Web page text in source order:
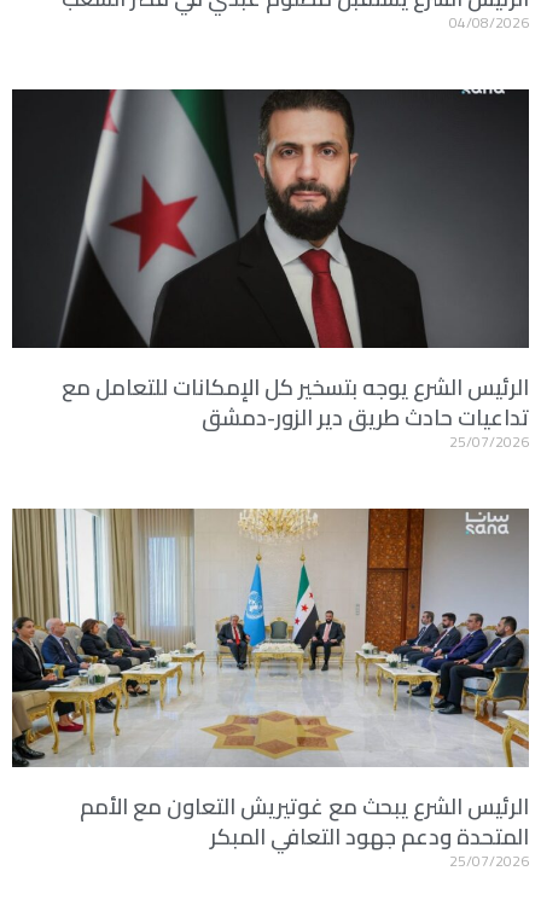
04/08/2026
الرئيس الشرع يوجه بتسخير كل الإمكانات للتعامل مع
‏تداعيات حادث ‏طريق دير الزور-دمشق
25/07/2026
الرئيس الشرع يبحث مع غوتيريش التعاون مع الأمم
المتحدة ودعم ‏جهود التعافي المبكر
25/07/2026